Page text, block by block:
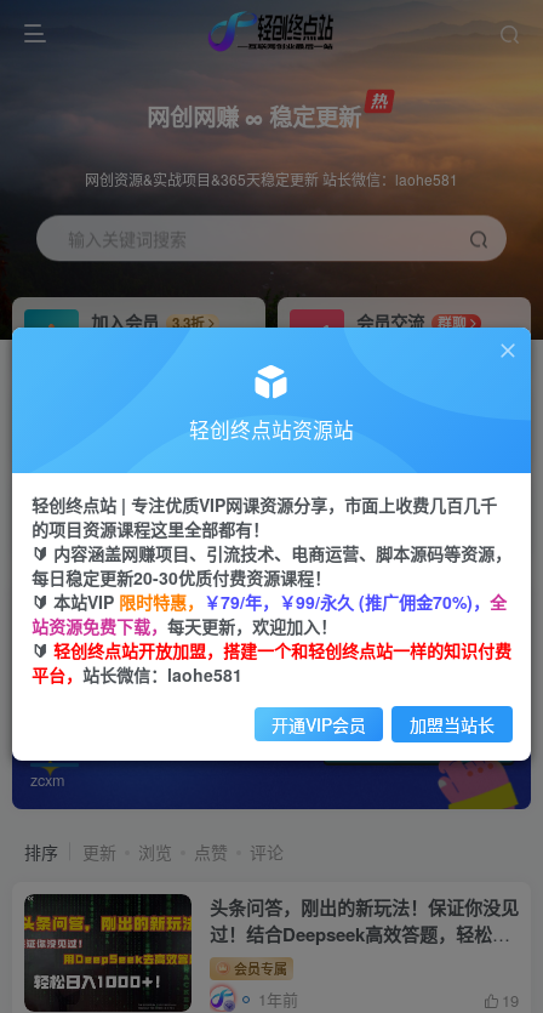
网创网赚 ∞ 稳定更新
网创资源&实战项目&365天稳定更新 站长微信：laohe581
输入关键词搜索
加入会员
3.3折
会员交流
群聊
推广返佣高达70%
投稿专区 免费
教程必须完整详细
APP下载
Down
zcxm
排序 更新 浏览 点赞 评论
头条问答，刚出的新玩法！保证你没见
过！结合Deepseek高效答题，轻松
日…会员专属
1年前 19
轻创终点站资源站
轻创终点站 | 专注优质VIP网课资源分享，市面上收费几百几千
的项目资源课程这里全部都有！
🔰 内容涵盖网赚项目、引流技术、电商运营、脚本源码等资源，
每日稳定更新20-30优质付费资源课程！
🔰 本站VIP 限时特惠， ￥79/年，￥99/永久 (推广佣金70%)， 全
站资源免费下载， 每天更新，欢迎加入！
🔰 轻创终点站开放加盟，搭建一个和轻创终点站一样的知识付费
平台， 站长微信：laohe581
开通VIP会员 加盟当站长